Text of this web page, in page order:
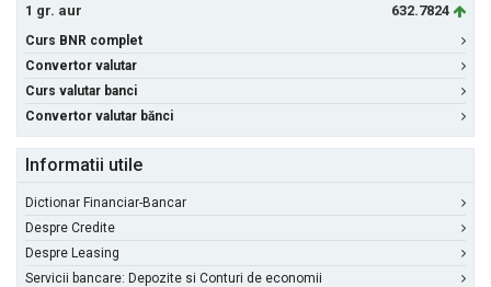
1 gr. aur
632.7824
Curs BNR complet
Convertor valutar
Curs valutar banci
Convertor valutar bănci
Informatii utile
Dictionar Financiar-Bancar
Despre Credite
Despre Leasing
Servicii bancare: Depozite si Conturi de economii